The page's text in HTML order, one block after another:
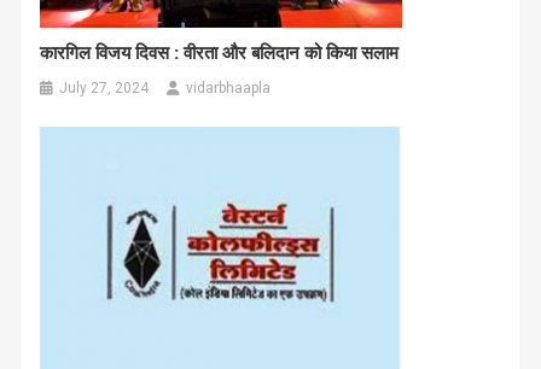
कारगिल विजय दिवस : वीरता और बलिदान को किया सलाम
July 27, 2024 vidarbhaapla